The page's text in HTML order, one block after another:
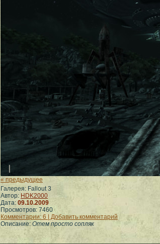
« предыдущее
Галерея: Fallout 3
Автор: HDK2000
Дата: 09.10.2009
Просмотров: 7460
Комментарии: 6 | Добавить комментарий
Описание: Отем просто сопляк